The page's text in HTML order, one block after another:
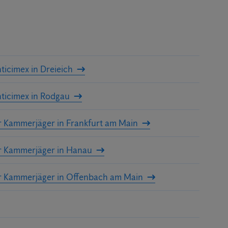
in Dreieich
in Rodgau
Kammerjäger in Frankfurt am Main
Kammerjäger in Hanau
Kammerjäger in Offenbach am Main